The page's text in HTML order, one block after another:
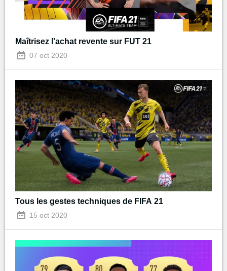
Maîtrisez l'achat revente sur FUT 21
07 oct 2020
Tous les gestes techniques de FIFA 21
15 oct 2020